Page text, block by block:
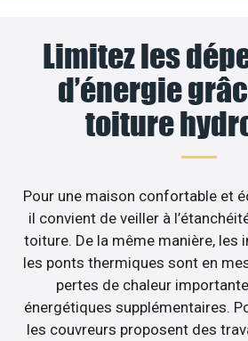
Limitez les
d’énergie
toiture
Pour une maison confortable et
il convient de veiller à
toiture. De la même manière, les
les ponts thermiques sont en
pertes de chaleur
énergétiques supplémentaires.
les couvreurs proposent des